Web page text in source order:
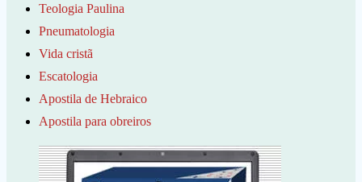
Teologia Paulina
Pneumatologia
Vida cristã
Escatologia
Apostila de Hebraico
Apostila para obreiros